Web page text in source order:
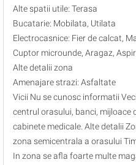
Alte spatii utile: Terasa
Bucatarie: Mobilata, Utilata
Electrocasnice: Fier de calcat,
Cuptor microunde, Aragaz,
Alte detalii zona
Amenajare strazi: Asfaltate
Vicii Nu se cunosc informatii
centrul orasului, banci, mijloace
cabinete medicale. Alte detalii
zona semicentrala a orasului
In zona se afla foarte multe